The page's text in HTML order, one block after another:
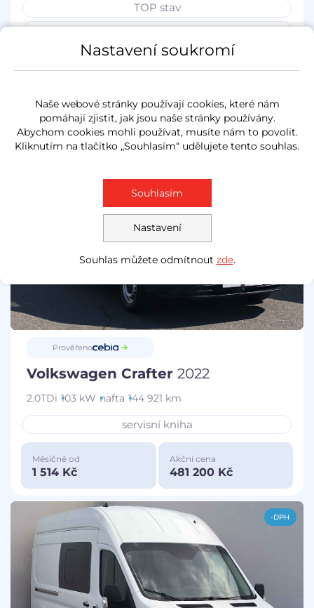
TOP stav
7 míst
NOVĚ V NABÍDCE
Prověřeno
Volkswagen Crafter 2022
2.0TDi 103 kW nafta 144 921 km
servisní kniha
Měsíčně od
1 514 Kč
Akční cena
481 200 Kč
-DPH
Nastavení soukromí
Naše webové stránky používají cookies, které nám
pomáhají zjistit, jak jsou naše stránky používány.
Abychom cookies mohli používat, musíte nám to povolit.
Kliknutím na tlačítko „Souhlasím“ udělujete tento souhlas.
Nastavení
Souhlasím
Souhlas můžete odmítnout zde.